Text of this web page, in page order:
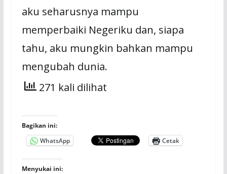
aku seharusnya mampu
memperbaiki Negeriku dan, siapa
tahu, aku mungkin bahkan mampu
mengubah dunia.
271 kali dilihat
Bagikan ini:
WhatsApp
Cetak
Menyukai ini: